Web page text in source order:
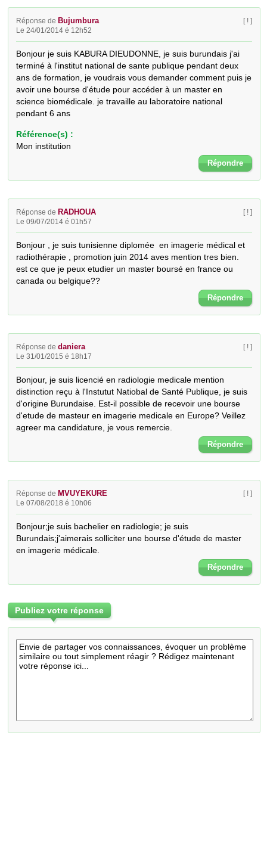
Réponse de Bujumbura
Le 24/01/2014 é 12h52
[ ! ]
Bonjour je suis KABURA DIEUDONNE, je suis burundais j'ai
terminé à l'institut national de sante publique pendant deux
ans de formation, je voudrais vous demander comment puis je
avoir une bourse d'étude pour accéder à un master en
science biomédicale. je travaille au laboratoire national
pendant 6 ans
Référence(s) :
Mon institution
Répondre
Réponse de RADHOUA
Le 09/07/2014 é 01h57
[ ! ]
Bonjour , je suis tunisienne diplomée  en imagerie médical et
radiothérapie , promotion juin 2014 aves mention tres bien.
est ce que je peux etudier un master boursé en france ou
canada ou belgique??
Répondre
Réponse dedaniera
Le 31/01/2015 é 18h17
[ ! ]
Bonjour, je suis licencié en radiologie medicale mention
distinction reçu à l'Instutut Natiobal de Santé Publique, je suis
d'origine Burundaise. Est-il possible de recevoir une bourse
d'etude de masteur en imagerie medicale en Europe? Veillez
agreer ma candidature, je vous remercie.
Répondre
Réponse de MVUYEKURE
Le 07/08/2018 é 10h06
[ ! ]
Bonjour;je suis bachelier en radiologie; je suis
Burundais;j'aimerais solliciter une bourse d'étude de master
en imagerie médicale.
Répondre
Publiez votre réponse